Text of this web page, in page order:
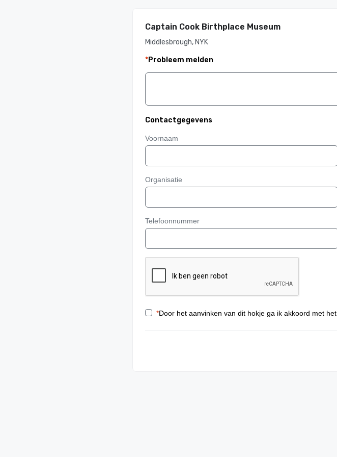
Captain Cook Birthplace Museum
Middlesbrough, NYK
*Probleem melden
Contactgegevens
Voornaam
Organisatie
Telefoonnummer
*Door het aanvinken van dit hokje ga ik akkoord met het